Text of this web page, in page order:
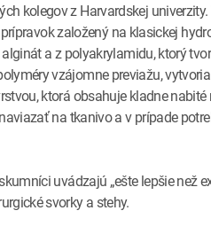
kolegov z Harvardskej
založený na klasickej
a z polyakrylamidu, ktorý
vzájomne previažu,
ktorá obsahuje kladne
na tkanivo a v prípade
uvádzajú „ešte lepšie než
svorky a stehy.